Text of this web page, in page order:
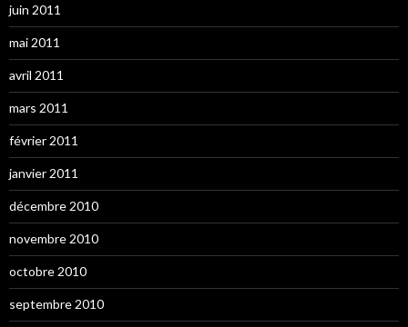
juin 2011
mai 2011
avril 2011
mars 2011
février 2011
janvier 2011
décembre 2010
novembre 2010
octobre 2010
septembre 2010